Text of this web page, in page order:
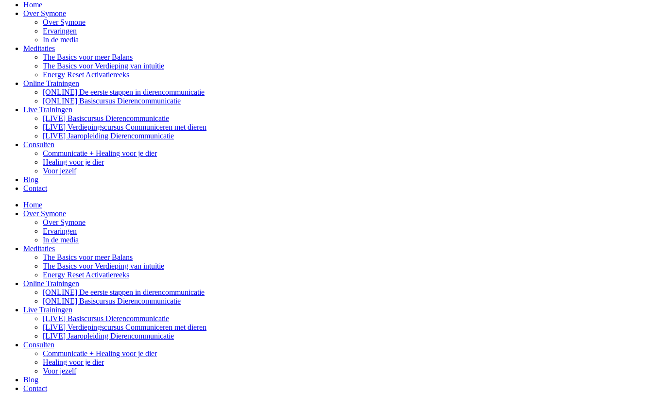
Home
Over Symone
Over Symone
Ervaringen
In de media
Meditaties
The Basics voor meer Balans
The Basics voor Verdieping van intuïtie
Energy Reset Activatiereeks
Online Trainingen
[ONLINE] De eerste stappen in dierencommunicatie
[ONLINE] Basiscursus Dierencommunicatie
Live Trainingen
[LIVE] Basiscursus Dierencommunicatie
[LIVE] Verdiepingscursus Communiceren met dieren
[LIVE] Jaaropleiding Dierencommunicatie
Consulten
Communicatie + Healing voor je dier
Healing voor je dier
Voor jezelf
Blog
Contact
Home
Over Symone
Over Symone
Ervaringen
In de media
Meditaties
The Basics voor meer Balans
The Basics voor Verdieping van intuïtie
Energy Reset Activatiereeks
Online Trainingen
[ONLINE] De eerste stappen in dierencommunicatie
[ONLINE] Basiscursus Dierencommunicatie
Live Trainingen
[LIVE] Basiscursus Dierencommunicatie
[LIVE] Verdiepingscursus Communiceren met dieren
[LIVE] Jaaropleiding Dierencommunicatie
Consulten
Communicatie + Healing voor je dier
Healing voor je dier
Voor jezelf
Blog
Contact